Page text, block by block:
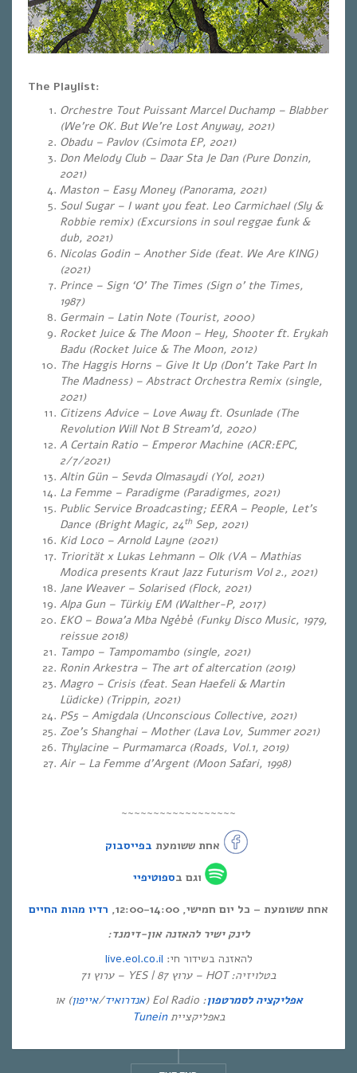
The Playlist:
Orchestre Tout Puissant Marcel Duchamp – Blabber
(We’re OK. But We’re Lost Anyway, 2021)
Obadu – Pavlov (Csimota EP, 2021)
Don Melody Club – Daar Sta Je Dan (Pure Donzin,
2021)
Maston – Easy Money (Panorama, 2021)
Soul Sugar – I want you feat. Leo Carmichael (Sly &
Robbie remix) (Excursions in soul reggae funk &
dub, 2021)
Nicolas Godin – Another Side (feat. We Are KING)
(2021)
Prince – Sign ‘O’ The Times (Sign o’ the Times,
1987)
Germain – Latin Note (Tourist, 2000)
Rocket Juice & The Moon – Hey, Shooter ft. Erykah
Badu (Rocket Juice & The Moon, 2012)
The Haggis Horns – Give It Up (Don’t Take Part In
The Madness) – Abstract Orchestra Remix (single,
2021)
Citizens Advice – Love Away ft. Osunlade (The
Revolution Will Not B Stream’d, 2020)
A Certain Ratio – Emperor Machine (ACR:EPC,
2/7/2021)
Altin Gün – Sevda Olmasaydi (Yol, 2021)
La Femme – Paradigme (Paradigmes, 2021)
Public Service Broadcasting; EERA – People, Let’s
Dance (Bright Magic, 24th Sep, 2021)
Kid Loco – Arnold Layne (2021)
Triorität x Lukas Lehmann – Olk (VA – Mathias
Modica presents Kraut Jazz Futurism Vol 2., 2021)
Jane Weaver – Solarised (Flock, 2021)
Alpa Gun – Türkiy EM (Walther-P, 2017)
EKO – Bowa’a Mba Ngèbè (Funky Disco Music, 1979,
reissue 2018)
Tampo – Tampomambo (single, 2021)
Ronin Arkestra – The art of altercation (2019)
Magro – Crisis (feat. Sean Haefeli & Martin
Lüdicke) (Trippin, 2021)
PS5 – Amigdala (Unconscious Collective, 2021)
Zoe’s Shanghai – Mother (Lava Lov, Summer 2021)
Thylacine – Purmamarca (Roads, Vol.1, 2019)
Air – La Femme d’Argent (Moon Safari, 1998)
~~~~~~~~~~~~~~~~~~
אחת ששומעת בפייסבוק
וגם בספוטיפיי
אחת ששומעת – כל יום חמישי, 12:00-14:00,
רדיו מהות החיים
לינק ישיר להאזנה און-דימנד:
להאזנה בשידור חי: live.eol.co.il
בטלויזיה: HOT – ערוץ 87 | YES – ערוץ 71
אפליקציה לסמרטפון: Eol Radio ( אנדרואיד/אייפון) או
באפליקצייתTunein